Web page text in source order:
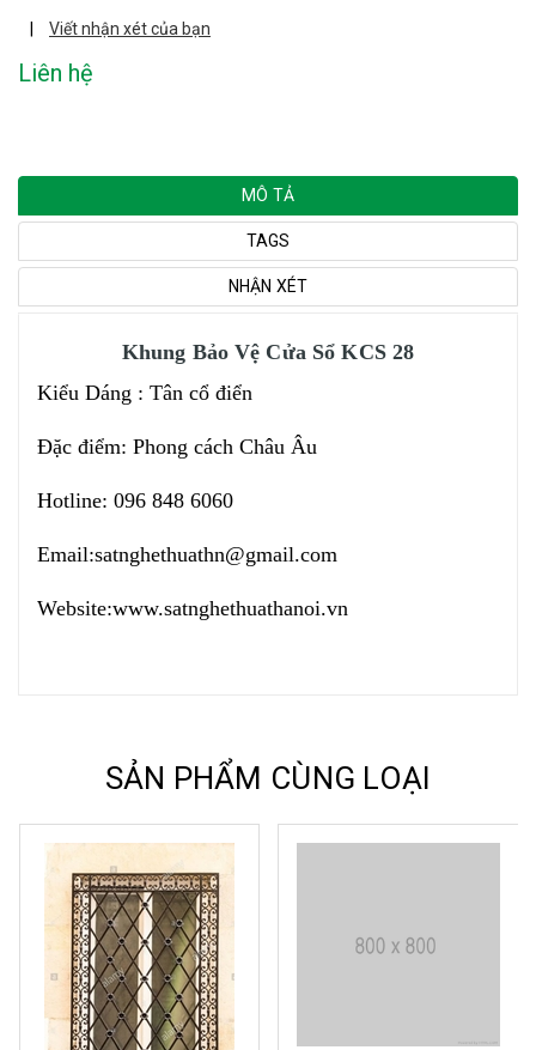
Viết nhận xét của bạn
Liên hệ
MÔ TẢ
TAGS
NHẬN XÉT
Khung Bảo Vệ Cửa Sổ KCS 28
Kiểu Dáng : Tân cổ điển
Đặc điểm: Phong cách Châu Âu
Hotline: 096 848 6060
Email:satnghethuathn@gmail.com
Website:www.satnghethuathanoi.vn
SẢN PHẨM CÙNG LOẠI